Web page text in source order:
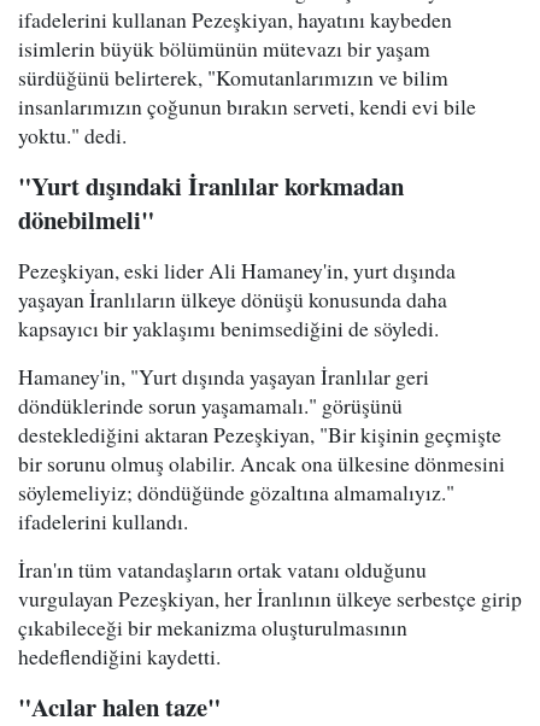
ifadelerini kullanan Pezeşkiyan, hayatını kaybeden
isimlerin büyük bölümünün mütevazı bir yaşam
sürdüğünü belirterek, "Komutanlarımızın ve bilim
insanlarımızın çoğunun bırakın serveti, kendi evi bile
yoktu." dedi.
"Yurt dışındaki İranlılar korkmadan
dönebilmeli"
Pezeşkiyan, eski lider Ali Hamaney'in, yurt dışında
yaşayan İranlıların ülkeye dönüşü konusunda daha
kapsayıcı bir yaklaşımı benimsediğini de söyledi.
Hamaney'in, "Yurt dışında yaşayan İranlılar geri
döndüklerinde sorun yaşamamalı." görüşünü
desteklediğini aktaran Pezeşkiyan, "Bir kişinin geçmişte
bir sorunu olmuş olabilir. Ancak ona ülkesine dönmesini
söylemeliyiz; döndüğünde gözaltına almamalıyız."
ifadelerini kullandı.
İran'ın tüm vatandaşların ortak vatanı olduğunu
vurgulayan Pezeşkiyan, her İranlının ülkeye serbestçe girip
çıkabileceği bir mekanizma oluşturulmasının
hedeflendiğini kaydetti.
"Acılar halen taze"